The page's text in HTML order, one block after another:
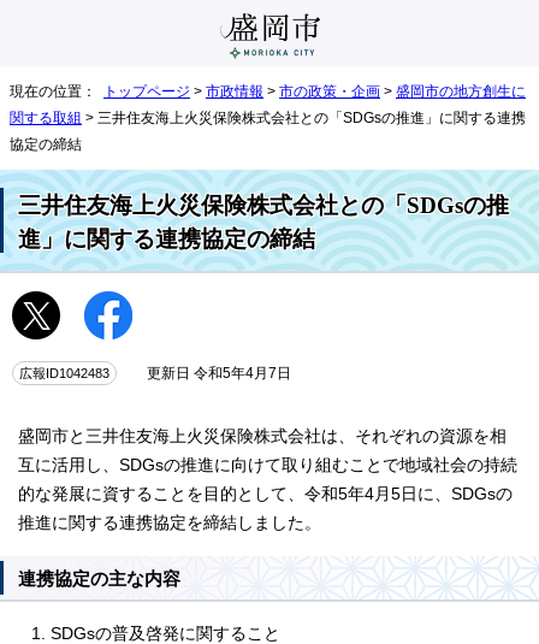
現在の位置： トップページ > 市政情報 > 市の政策・企画 > 盛岡市の地方創生に
関する取組 > 三井住友海上火災保険株式会社との「SDGsの推進」に関する連携
協定の締結
三井住友海上火災保険株式会社との「SDGsの推
進」に関する連携協定の締結
広報ID1042483 更新日 令和5年4月7日
盛岡市と三井住友海上火災保険株式会社は、それぞれの資源を相
互に活用し、SDGsの推進に向けて取り組むことで地域社会の持続
的な発展に資することを目的として、令和5年4月5日に、SDGsの
推進に関する連携協定を締結しました。
連携協定の主な内容
SDGsの普及啓発に関すること